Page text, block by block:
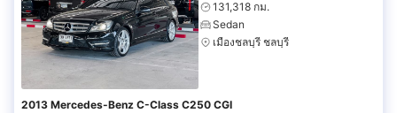
131,318 กม.
Sedan
เมืองชลบุรี ชลบุรี
2013 Mercedes-Benz C-Class C250 CGI